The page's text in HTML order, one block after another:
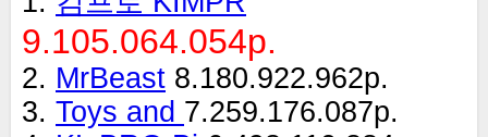
9.105.064.054р.
2. MrBeast 8.180.922.962р.
3. Toys and 7.259.176.087р.